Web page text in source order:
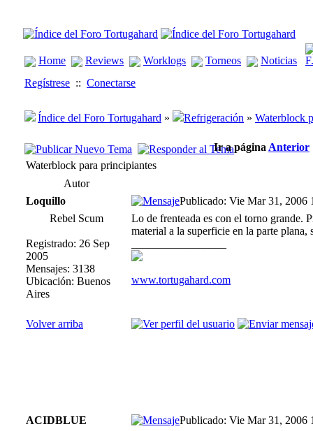
Home Reviews Worklogs Torneos
Noticias
Regístrese :: Conectarse
Índice del Foro Tortugahard » Refrigeración » Waterblock
Ir a página Anterior
Waterblock para principiantes
Autor
Loquillo
Publicado: Vie Mar 31, 2006
Rebel Scum
Registrado: 26 Sep
2005
Mensajes: 3138
Ubicación: Buenos
Aires
Lo de frenteada es con el torno grande.
material a la superficie en la parte plana,
www.tortugahard.com
Volver arriba
ACIDBLUE Publicado: Vie Mar 31, 2006